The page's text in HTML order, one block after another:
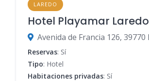
LAREDO
Hotel Playamar Laredo
Reservas: Sí
Tipo: Hotel
Habitaciones privadas: Sí